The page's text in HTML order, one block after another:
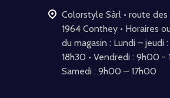
Colorstyle Sàrl • route des Rottes 8 •
1964 Conthey • Horaires
du magasin : Lundi – jeudi : 9h00 –
18h30 • Vendredi : 9h00 -
Samedi : 9h00 – 17h00